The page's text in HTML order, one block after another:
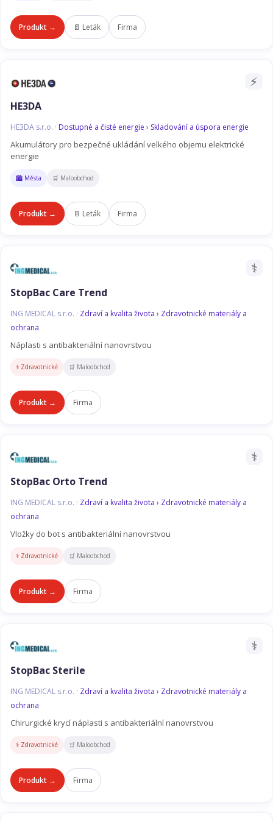
Produkt → 📄 Leták Firma
⚡
HE3DA
HE3DA s.r.o. · Dostupné a čisté energie › Skladování a úspora energie
Akumulátory pro bezpečné ukládání velkého objemu elektrické
energie
🏙️ Města 🛒 Maloobchod
Produkt → 📄 Leták Firma
⚕️
StopBac Care Trend
ING MEDICAL s.r.o. · Zdraví a kvalita života › Zdravotnické materiály a
ochrana
Náplasti s antibakteriální nanovrstvou
⚕️ Zdravotnické 🛒 Maloobchod
Produkt → Firma
⚕️
StopBac Orto Trend
ING MEDICAL s.r.o. · Zdraví a kvalita života › Zdravotnické materiály a
ochrana
Vložky do bot s antibakteriální nanovrstvou
⚕️ Zdravotnické 🛒 Maloobchod
Produkt → Firma
⚕️
StopBac Sterile
ING MEDICAL s.r.o. · Zdraví a kvalita života › Zdravotnické materiály a
ochrana
Chirurgické krycí náplasti s antibakteriální nanovrstvou
⚕️ Zdravotnické 🛒 Maloobchod
Produkt → Firma